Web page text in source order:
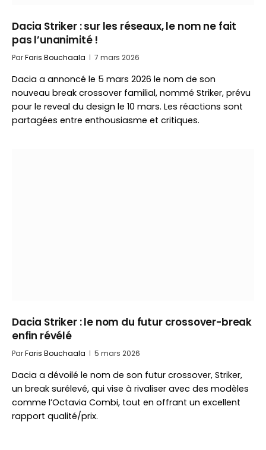
Dacia Striker : sur les réseaux, le nom ne fait
pas l’unanimité !
ParFaris Bouchaala 7 mars 2026
Dacia a annoncé le 5 mars 2026 le nom de son
nouveau break crossover familial, nommé Striker, prévu
pour le reveal du design le 10 mars. Les réactions sont
partagées entre enthousiasme et critiques.
Dacia Striker : le nom du futur crossover-break
enfin révélé
ParFaris Bouchaala 5 mars 2026
Dacia a dévoilé le nom de son futur crossover, Striker,
un break surélevé, qui vise à rivaliser avec des modèles
comme l’Octavia Combi, tout en offrant un excellent
rapport qualité/prix.